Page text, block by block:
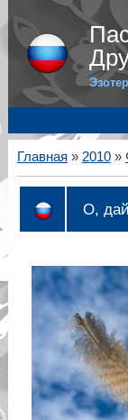
Главная » 2010 »
О,